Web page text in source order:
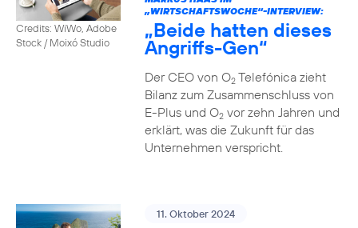
Credits: WiWo, Adobe
Stock / Moixó Studio
„WIRTSCHAFTSWOCHE“-INTERVIEW:
„Beide hatten dieses
Angriffs-Gen“
Der CEO von O2Telefónica zieht
Bilanz zum Zusammenschluss von
E-Plus und O2vor zehn Jahren und
erklärt, was die Zukunft für das
Unternehmen verspricht.
11. Oktober 2024